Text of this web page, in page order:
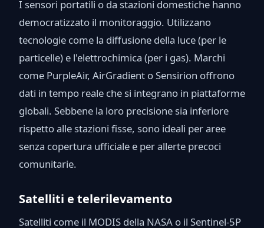
I sensori portatili o da stazioni domestiche hanno
democratizzato il monitoraggio. Utilizzano
tecnologie come la diffusione della luce (per le
particelle) e l'elettrochimica (per i gas). Marchi
come PurpleAir, AirGradient o Sensirion offrono
dati in tempo reale che si integrano in piattaforme
globali. Sebbene la loro precisione sia inferiore
rispetto alle stazioni fisse, sono ideali per aree
senza copertura ufficiale e per allerte precoci
comunitarie.
Satelliti e telerilevamento
Satelliti come il MODIS della NASA o il Sentinel-5P